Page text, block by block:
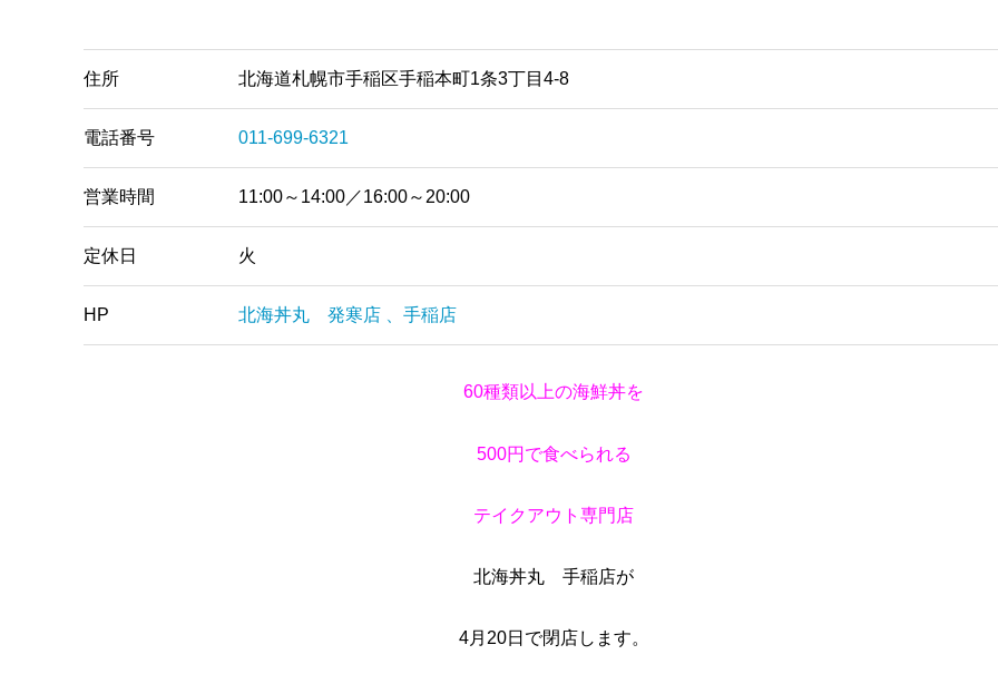
住所 北海道札幌市手稲区手稲本町1条3丁目4-8
電話番号 011-699-6321
営業時間 11:00～14:00／16:00～20:00
定休日 火
HP 北海丼丸 発寒店 、手稲店
60種類以上の海鮮丼を
500円で食べられる
テイクアウト専門店
北海丼丸 手稲店が
4月20日で閉店します。